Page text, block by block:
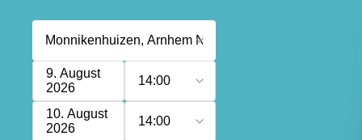
9. August
2026
14:00
10. August
2026
14:00